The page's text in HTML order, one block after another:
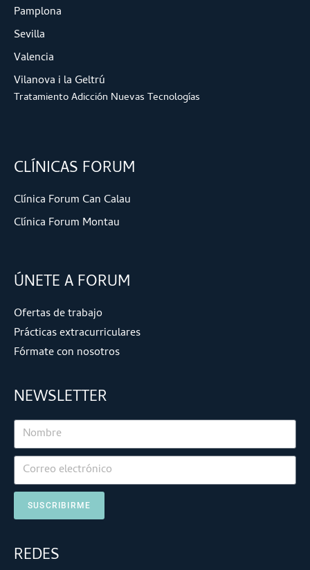
Pamplona
Sevilla
Valencia
Vilanova i la Geltrú
Tratamiento Adicción Nuevas Tecnologías
CLÍNICAS FORUM
Clínica Forum Can Calau
Clínica Forum Montau
ÚNETE A FORUM
Ofertas de trabajo
Prácticas extracurriculares
Fórmate con nosotros
NEWSLETTER
SUSCRIBIRME
REDES